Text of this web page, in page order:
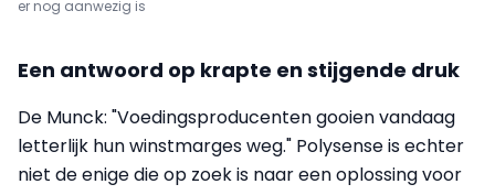
er nog aanwezig is
Een antwoord op krapte en stijgende druk
De Munck: "Voedingsproducenten gooien vandaag
letterlijk hun winstmarges weg." Polysense is echter
niet de enige die op zoek is naar een oplossing voor